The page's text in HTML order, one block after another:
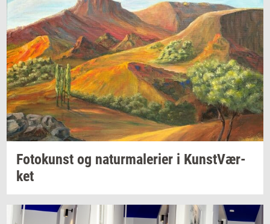
Fo­to­kunst og na­tur­ma­le­ri­er i Kunst­Vær­
ket